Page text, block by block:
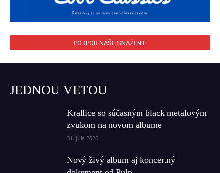
PODPOR NAŠE SNAŽENIE
JEDNOU VETOU
Krallice so súčasným black metalovým
zvukom na novom albume
31. júla 2026
Nový živý album aj koncertný